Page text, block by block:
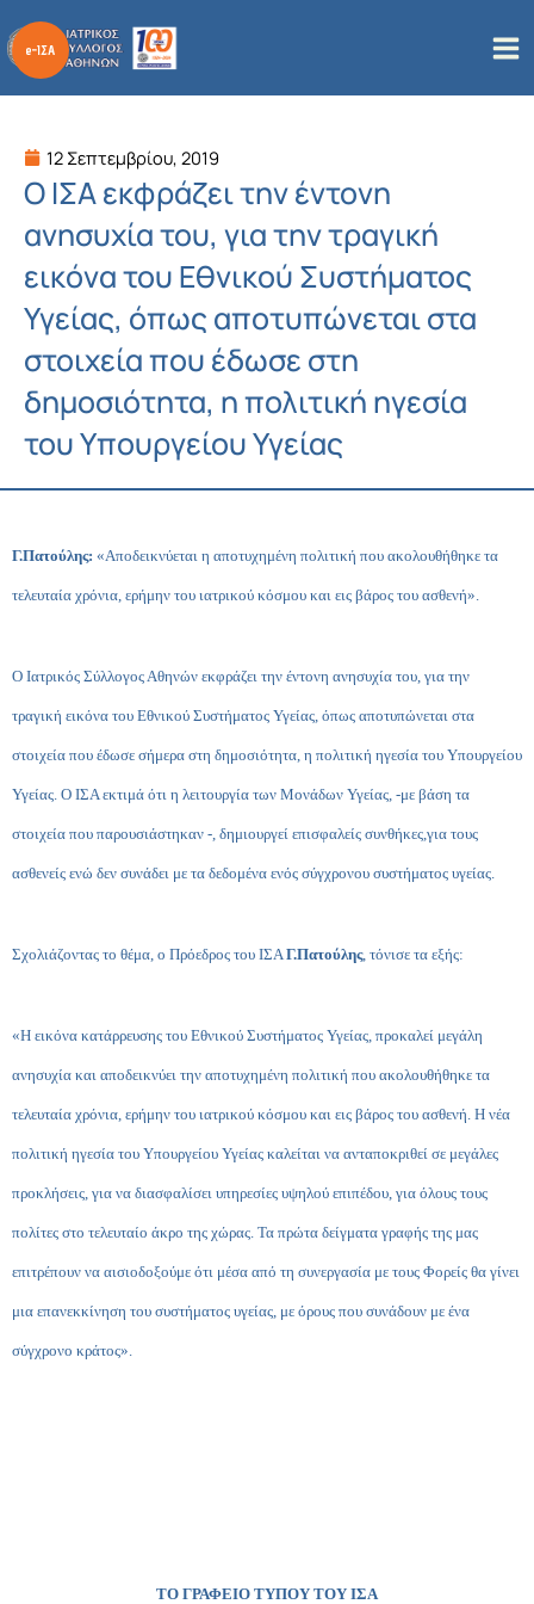
στο
περιεχόμενο
12 Σεπτεμβρίου, 2019
Ο ΙΣΑ εκφράζει την έντονη
ανησυχία του, για την τραγική
εικόνα του Εθνικού Συστήματος
Υγείας, όπως αποτυπώνεται στα
στοιχεία που έδωσε στη
δημοσιότητα, η πολιτική ηγεσία
του Υπουργείου Υγείας
Γ.Πατούλης: «Αποδεικνύεται η αποτυχημένη πολιτική που ακολουθήθηκε τα
τελευταία χρόνια, ερήμην του ιατρικού κόσμου και εις βάρος του ασθενή».
O Iατρικός Σύλλογος Αθηνών εκφράζει την έντονη ανησυχία του, για την
τραγική εικόνα του Εθνικού Συστήματος Υγείας, όπως αποτυπώνεται στα
στοιχεία που έδωσε σήμερα στη δημοσιότητα, η πολιτική ηγεσία του Υπουργείου
Υγείας. Ο ΙΣΑ εκτιμά ότι η λειτουργία των Μονάδων Υγείας, -με βάση τα
στοιχεία που παρουσιάστηκαν -, δημιουργεί επισφαλείς συνθήκες,για τους
ασθενείς ενώ δεν συνάδει με τα δεδομένα ενός σύγχρονου συστήματος υγείας.
Σχολιάζοντας το θέμα, ο Πρόεδρος του ΙΣΑΓ.Πατούλης, τόνισε τα εξής:
«Η εικόνα κατάρρευσης του Εθνικού Συστήματος Υγείας, προκαλεί μεγάλη
ανησυχία και αποδεικνύει την αποτυχημένη πολιτική που ακολουθήθηκε τα
τελευταία χρόνια, ερήμην του ιατρικού κόσμου και εις βάρος του ασθενή. Η νέα
πολιτική ηγεσία του Υπουργείου Υγείας καλείται να ανταποκριθεί σε μεγάλες
προκλήσεις, για να διασφαλίσει υπηρεσίες υψηλού επιπέδου, για όλους τους
πολίτες στο τελευταίο άκρο της χώρας. Τα πρώτα δείγματα γραφής της μας
επιτρέπουν να αισιοδοξούμε ότι μέσα από τη συνεργασία με τους Φορείς θα γίνει
μια επανεκκίνηση του συστήματος υγείας, με όρους που συνάδουν με ένα
σύγχρονο κράτος».
ΤΟ ΓΡΑΦΕΙΟ ΤΥΠΟΥ ΤΟΥ ΙΣΑ